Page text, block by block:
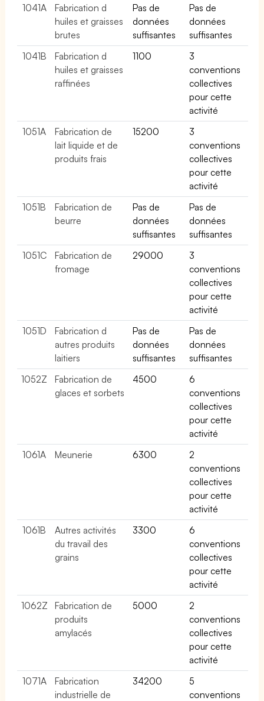
1041A
Fabrication d
huiles et graisses
brutes
Pas de
données
suffisantes
Pas de
données
suffisantes
1041B
Fabrication d
huiles et graisses
raffinées
1100
3
conventions
collectives
pour cette
activité
1051A
Fabrication de
lait liquide et de
produits frais
15200
3
conventions
collectives
pour cette
activité
1051B
Fabrication de
beurre
Pas de
données
suffisantes
Pas de
données
suffisantes
1051C
Fabrication de
fromage
29000
3
conventions
collectives
pour cette
activité
1051D
Fabrication d
autres produits
laitiers
Pas de
données
suffisantes
Pas de
données
suffisantes
1052Z
Fabrication de
glaces et sorbets
4500
6
conventions
collectives
pour cette
activité
1061A
Meunerie 6300
2
conventions
collectives
pour cette
activité
1061B
Autres activités
du travail des
grains
3300
6
conventions
collectives
pour cette
activité
1062Z
Fabrication de
produits
amylacés
5000
2
conventions
collectives
pour cette
activité
1071A
Fabrication
industrielle de
34200
5
conventions